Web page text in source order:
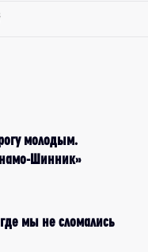
молодым.
Шинник»
мы не сломались